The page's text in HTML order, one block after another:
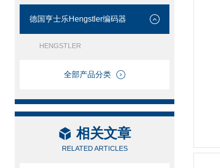
德国亨士乐Hengstler编码器
HENGSTLER
全部产品分类
相关文章
RELATED ARTICLES